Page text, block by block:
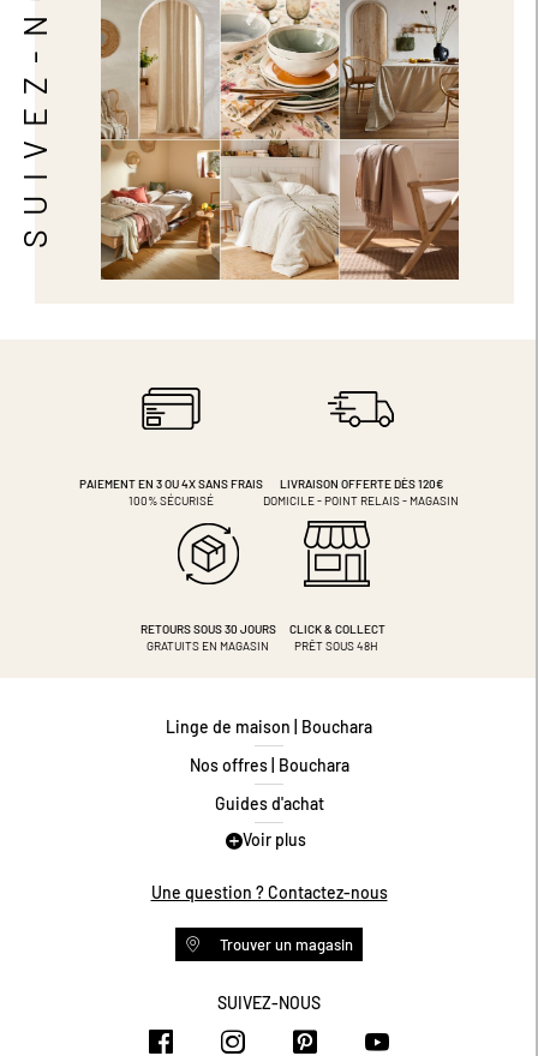
SUIVEZ-NOUS
PAIEMENT EN 3 OU 4XSANS FRAIS
100% SÉCURISÉ
LIVRAISON OFFERTE DÈS 120€
DOMICILE - POINT RELAIS - MAGASIN
RETOURS SOUS 30 JOURS
GRATUITS EN MAGASIN
CLICK & COLLECT
PRÊT SOUS 48H
Linge de maison | Bouchara
Nos offres | Bouchara
Guides d'achat
Guide des tailles
Programme de fidélité
Conditions des offres
Livraison et retours
Voir plus
Une question ? Contactez-nous
Trouver un magasin
SUIVEZ-NOUS
https://www.facebook.com/
https://https://